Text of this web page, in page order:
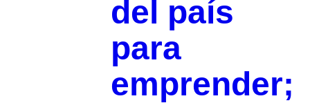
del país
para
emprender;